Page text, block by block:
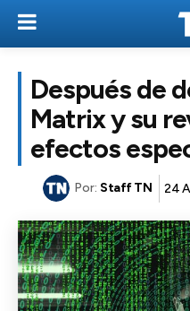
Después de
Matrix y su
efectos
Por: Staff TN 24